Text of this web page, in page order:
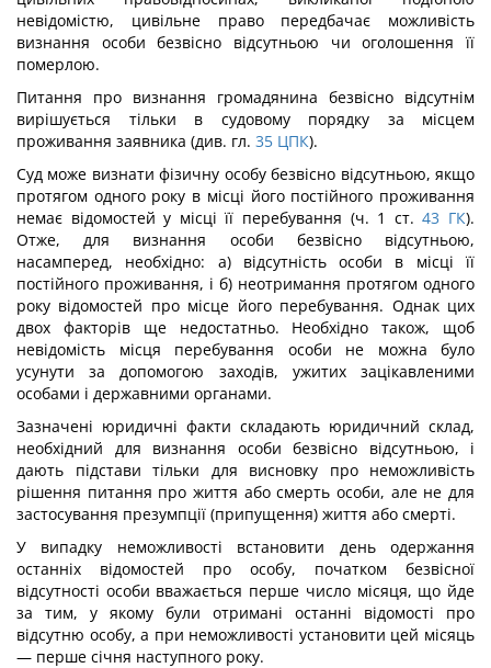
невідомістю, цивільне право передбачає можливість
визнання особи безвісно відсутньою чи оголошення її
померлою.
Питання про визнання громадянина безвісно відсутнім
вирішується тільки в судовому порядку за місцем
проживання заявника (див. гл. 35 ЦПК).
Суд може визнати фізичну особу безвісно відсутньою, якщо
протягом одного року в місці його постійного проживання
немає відомостей у місці її перебування (ч. 1 ст. 43 ГК).
Отже, для визнання особи безвісно відсутньою,
насамперед, необхідно: а) відсутність особи в місці її
постійного проживання, і б) неотримання протягом одного
року відомостей про місце його перебування. Однак цих
двох факторів ще недостатньо. Необхідно також, щоб
невідомість місця перебування особи не можна було
усунути за допомогою заходів, ужитих зацікавленими
особами і державними органами.
Зазначені юридичні факти складають юридичний склад,
необхідний для визнання особи безвісно відсутньою, і
дають підстави тільки для висновку про неможливість
рішення питання про життя або смерть особи, але не для
застосування презумпції (припущення) життя або смерті.
У випадку неможливості встановити день одержання
останніх відомостей про особу, початком безвісної
відсутності особи вважається перше число місяця, що йде
за тим, у якому були отримані останні відомості про
відсутню особу, а при неможливості установити цей місяць
— перше січня наступного року.